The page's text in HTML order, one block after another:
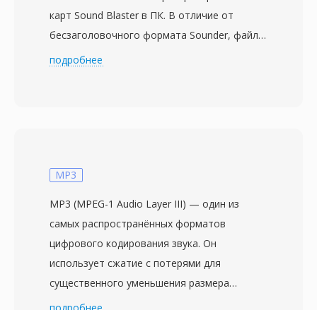
карт Sound Blaster в ПК. В отличие от
бесзаголовочного формата Sounder, файлы
SNDT включают краткий заголовок с
беззнаковые PCM, обычно при 8000-22050
простой рекордер и плеер волновых форм,
часто распространяемый как shareware или
в комплекте с драйверами звуковых карт.
Ключевое преимущество перед
конкурирующими DOS-аудиоформатами —
подробнее
MP3
MP3 (MPEG-1 Audio Layer III) — один из
самых распространённых форматов
цифрового кодирования звука. Он
использует сжатие с потерями для
существенного уменьшения размера
файлов при сохранении качества звука,